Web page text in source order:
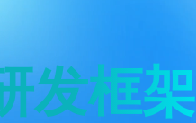
发框架